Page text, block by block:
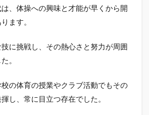
、体操への興味と才能が早くから開
ます。
に挑戦し、その熱心さと努力が周囲
。
の体育の授業やクラブ活動でもその
し、常に目立つ存在でした。